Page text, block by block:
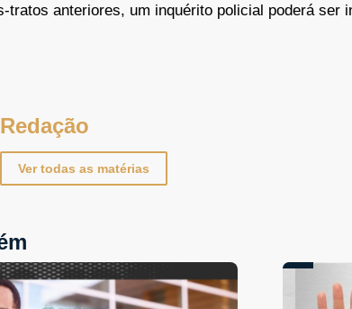
tratos anteriores, um inquérito policial poderá ser
Redação
Ver todas as matérias